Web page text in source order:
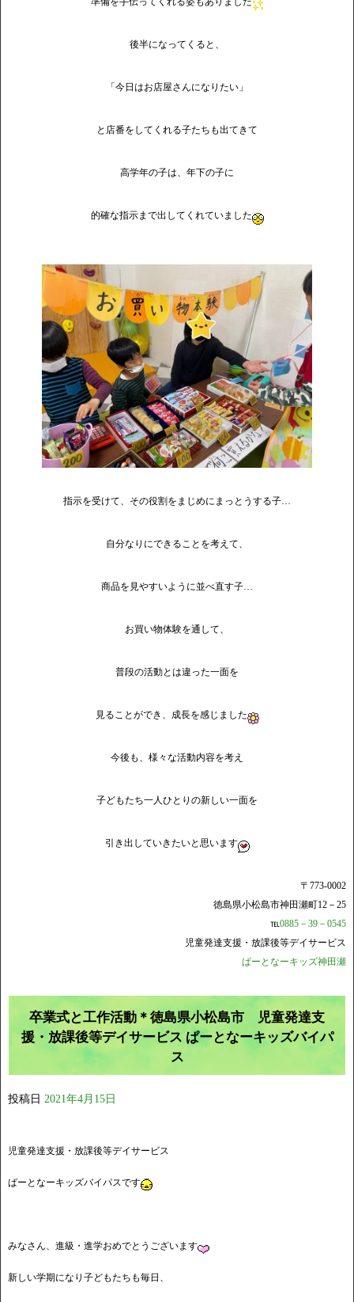
後半になってくると、
「今日はお店屋さんになりたい」
と店番をしてくれる子たちも出てきて
高学年の子は、年下の子に
的確な指示まで出してくれていました
指示を受けて、その役割をまじめにまっとうする子…
自分なりにできることを考えて、
商品を見やすいように並べ直す子…
お買い物体験を通して、
普段の活動とは違った一面を
見ることができ、成長を感じました
今後も、様々な活動内容を考え
子どもたち一人ひとりの新しい一面を
引き出していきたいと思います
〒773-0002
徳島県小松島市神田瀬町12－25
℡0885－39－0545
児童発達支援・放課後等デイサービス
ぱーとなーキッズ神田瀬
卒業式と工作活動＊徳島県小松島市 児童発達支
援・放課後等デイサービス ぱーとなーキッズバイパ
ス
投稿日 2021年4月15日
児童発達支援・放課後等デイサービス
ぱーとなーキッズバイパスです
みなさん、進級・進学おめでとうございます
新しい学期になり子どもたちも毎日、